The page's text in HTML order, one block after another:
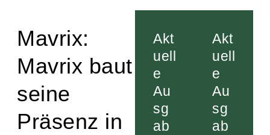
Mavrix:
Mavrix baut
seine
Präsenz in
Akt
uell
e
Au
sg
ab
Akt
uell
e
Au
sg
ab